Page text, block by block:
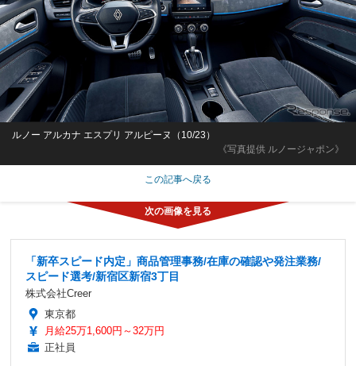
《写真提供 ルノージャポン》
ルノー アルカナ エスプリ アルピーヌ（10/23）
この記事へ戻る
「新卒スピード内定」商品管理事務/在庫の確認や発注業務/
スピード選考/新宿区新宿3丁目
株式会社Creer
東京都
月給25万1,600円～32万円
正社員